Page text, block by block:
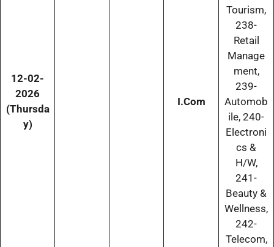
12-02-
2026
(Thursda
y)
I.Com
Tourism,
238-
Retail
Manage
ment,
239-
Automob
ile, 240-
Electroni
cs &
H/W,
241-
Beauty &
Wellness,
242-
Telecom,